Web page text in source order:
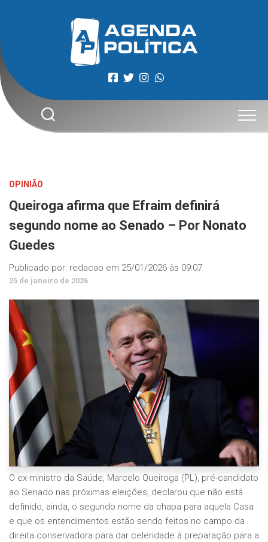
OPINIÃO
Queiroga afirma que Efraim definirá
segundo nome ao Senado – Por Nonato
Guedes
Publicado por: redacao em 25/01/2026 às 09:07
25 de janeiro de 2026
O ex-ministro da Saúde, Marcelo Queiroga (PL), pré-candidato
ao Senado nas próximas eleições, declarou que não está
definido, ainda, o segundo nome da chapa para aquela Casa
e que os entendimentos estão sendo feitos no campo da
direita conservadora para dar celeridade à preparação para a